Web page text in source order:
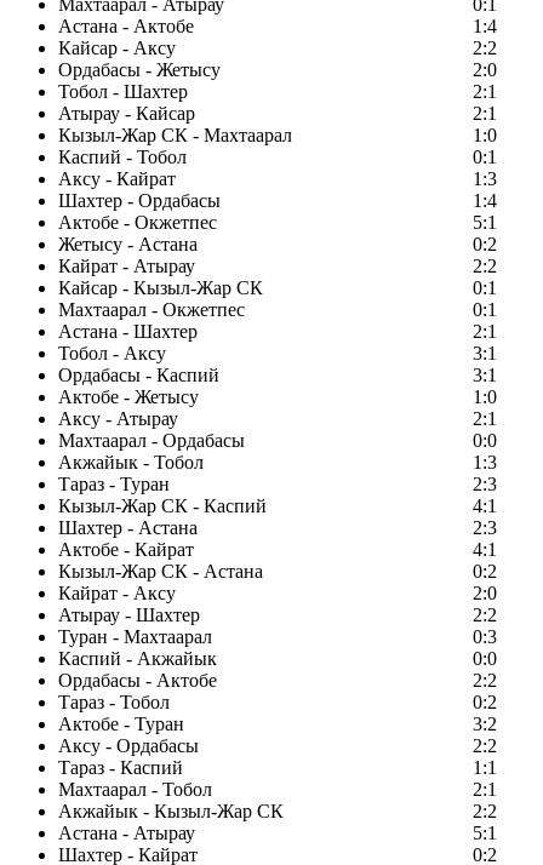
Махтаарал - Атырау
0:1
Астана - Актобе
1:4
Кайсар - Аксу
2:2
Ордабасы - Жетысу
2:0
Тобол - Шахтер
2:1
Атырау - Кайсар
2:1
Кызыл-Жар СК - Махтаарал
1:0
Каспий - Тобол
0:1
Аксу - Кайрат
1:3
Шахтер - Ордабасы
1:4
Актобе - Окжетпес
5:1
Жетысу - Астана
0:2
Кайрат - Атырау
2:2
Кайсар - Кызыл-Жар СК
0:1
Махтаарал - Окжетпес
0:1
Астана - Шахтер
2:1
Тобол - Аксу
3:1
Ордабасы - Каспий
3:1
Актобе - Жетысу
1:0
Аксу - Атырау
2:1
Махтаарал - Ордабасы
0:0
Акжайык - Тобол
1:3
Тараз - Туран
2:3
Кызыл-Жар СК - Каспий
4:1
Шахтер - Астана
2:3
Актобе - Кайрат
4:1
Кызыл-Жар СК - Астана
0:2
Кайрат - Аксу
2:0
Атырау - Шахтер
2:2
Туран - Махтаарал
0:3
Каспий - Акжайык
0:0
Ордабасы - Актобе
2:2
Тараз - Тобол
0:2
Актобе - Туран
3:2
Аксу - Ордабасы
2:2
Тараз - Каспий
1:1
Махтаарал - Тобол
2:1
Акжайык - Кызыл-Жар СК
2:2
Астана - Атырау
5:1
Шахтер - Кайрат
0:2